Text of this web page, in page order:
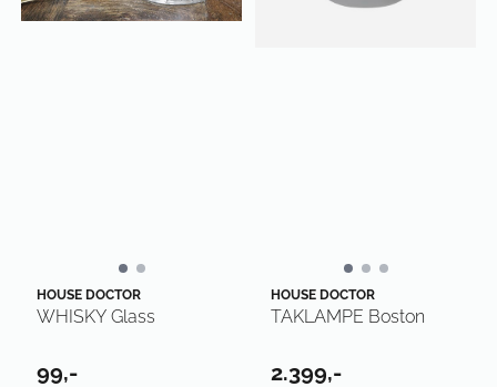
HOUSE DOCTOR
WHISKY Glass
99,-
HOUSE DOCTOR
TAKLAMPE Boston
2.399,-